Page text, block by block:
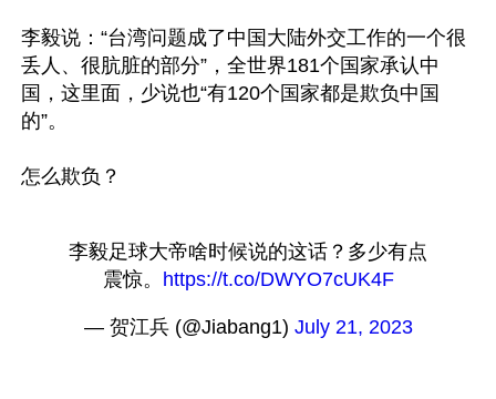
李毅说：“台湾问题成了中国大陆外交工作的一个很
丢人、很肮脏的部分”，全世界181个国家承认中
国，这里面，少说也“有120个国家都是欺负中国
的”。
李毅足球大帝啥时候说的这话？多少有点
震惊。
https://t.co/DWYO7cUK4F
— 贺江兵 (@Jiabang1) July 21, 2023